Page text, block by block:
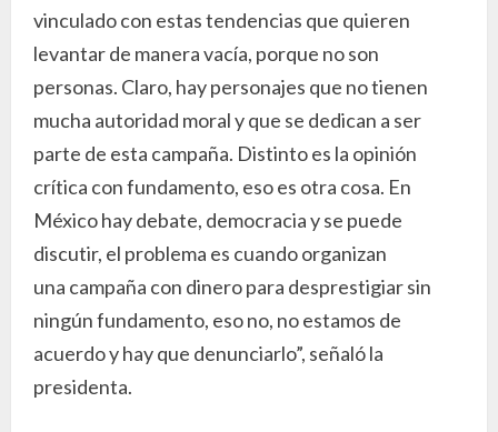
vinculado con estas tendencias que quieren
levantar de manera vacía, porque no son
personas. Claro, hay personajes que no tienen
mucha autoridad moral y que se dedican a ser
parte de esta campaña. Distinto es la opinión
crítica con fundamento, eso es otra cosa. En
México hay debate, democracia y se puede
discutir, el problema es cuando organizan
una campaña con dinero para desprestigiar sin
ningún fundamento, eso no, no estamos de
acuerdo y hay que denunciarlo”, señaló la
presidenta.